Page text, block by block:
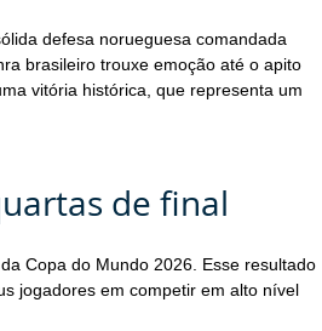
defesa norueguesa comandada
brasileiro trouxe emoção até o apito
vitória histórica, que representa um
de final
Copa do Mundo 2026. Esse resultado
jogadores em competir em alto nível